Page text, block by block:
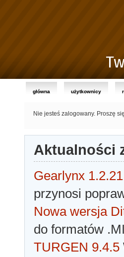
główna użytkownicy
Nie jesteś zalogowany. Proszę
Aktualności
Gearlynx 1.2.21
przynosi
Nowa wersja
do formatów
TURGEN 9.4.5